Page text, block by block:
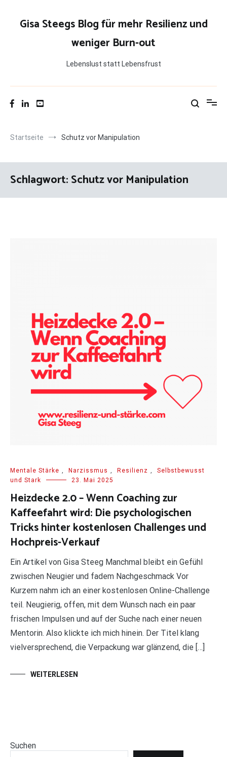
springenGisa Steegs Blog für mehr Resilienz und
weniger Burn-out
Lebenslust statt Lebensfrust
Startseite Schutz vor Manipulation
Schlagwort:Schutz vor Manipulation
Mentale Stärke , Narzissmus , Resilienz ,
Selbstbewusst
und Stark
23. Mai 2025
Heizdecke 2.0 – Wenn Coaching zur
Kaffeefahrt wird: Die psychologischen
Tricks hinter kostenlosen Challenges und
Hochpreis-Verkauf
Ein Artikel von Gisa Steeg Manchmal bleibt ein Gefühl
zwischen Neugier und fadem Nachgeschmack Vor
Kurzem nahm ich an einer kostenlosen Online-Challenge
teil. Neugierig, offen, mit dem Wunsch nach ein paar
frischen Impulsen und auf der Suche nach einer neuen
Mentorin. Also klickte ich mich hinein. Der Titel klang
vielversprechend, die Verpackung war glänzend, die […]
WEITERLESEN
Suchen